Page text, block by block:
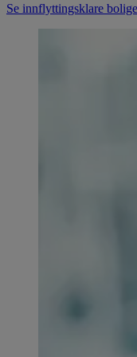
Se innflyttingsklare